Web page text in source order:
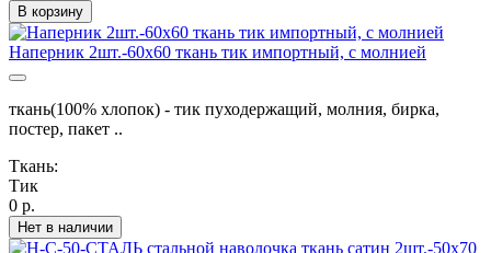
В корзину
Наперник 2шт.-60х60 ткань тик импортный, с молнией
ткань(100% хлопок) - тик пуходержащий, молния, бирка,
постер, пакет ..
Ткань:
Тик
0 р.
Нет в наличии